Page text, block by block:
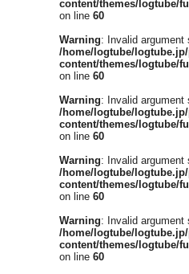
content/themes/logtube/
on line 60
Warning: Invalid argument
/home/logtube/
content/themes/logtube/
on line 60
Warning: Invalid argument
/home/logtube/
content/themes/logtube/
on line 60
Warning: Invalid argument
/home/logtube/
content/themes/logtube/
on line 60
Warning: Invalid argument
/home/logtube/
content/themes/logtube/
on line 60